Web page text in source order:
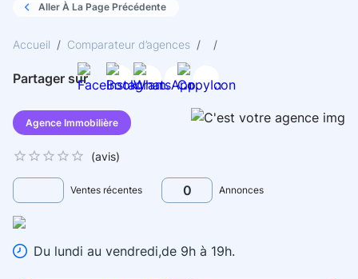
Aller À La Page Précédente
Accueil / Comparateur d’agences / /
Partager sur
Agence Immobilière
(avis)
Ventes récentes 0 Annonces
Du lundi au vendredi,de 9h à 19h.